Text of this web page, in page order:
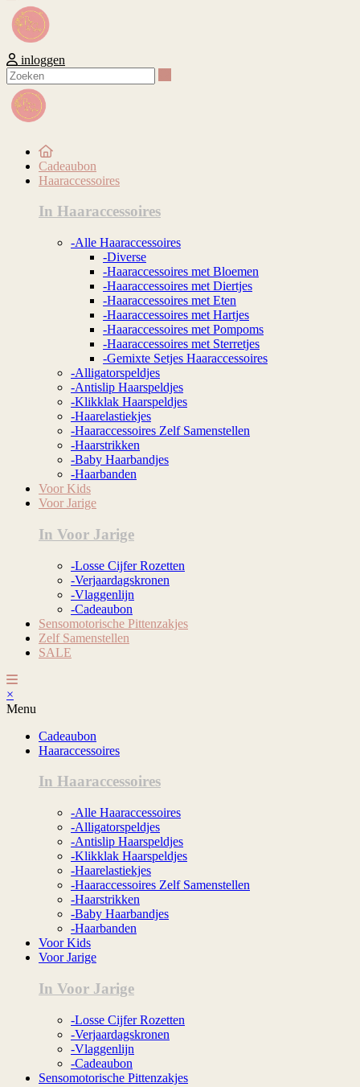
inloggen
Cadeaubon
Haaraccessoires
In Haaraccessoires
-Alle Haaraccessoires
-Diverse
-Haaraccessoires met Bloemen
-Haaraccessoires met Diertjes
-Haaraccessoires met Eten
-Haaraccessoires met Hartjes
-Haaraccessoires met Pompoms
-Haaraccessoires met Sterretjes
-Gemixte Setjes Haaraccessoires
-Alligatorspeldjes
-Antislip Haarspeldjes
-Klikklak Haarspeldjes
-Haarelastiekjes
-Haaraccessoires Zelf Samenstellen
-Haarstrikken
-Baby Haarbandjes
-Haarbanden
Voor Kids
Voor Jarige
In Voor Jarige
-Losse Cijfer Rozetten
-Verjaardagskronen
-Vlaggenlijn
-Cadeaubon
Sensomotorische Pittenzakjes
Zelf Samenstellen
SALE
×
Menu
Cadeaubon
Haaraccessoires
In Haaraccessoires
-Alle Haaraccessoires
-Alligatorspeldjes
-Antislip Haarspeldjes
-Klikklak Haarspeldjes
-Haarelastiekjes
-Haaraccessoires Zelf Samenstellen
-Haarstrikken
-Baby Haarbandjes
-Haarbanden
Voor Kids
Voor Jarige
In Voor Jarige
-Losse Cijfer Rozetten
-Verjaardagskronen
-Vlaggenlijn
-Cadeaubon
Sensomotorische Pittenzakjes